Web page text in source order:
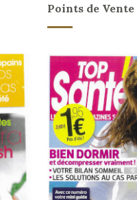
Points de Vente